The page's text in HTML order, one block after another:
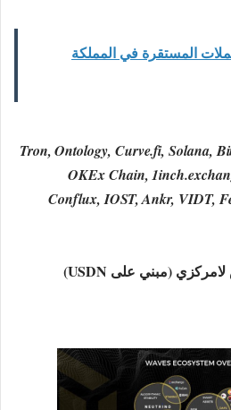
المستقرة في المملكة
Tron, Ontology, Curve.fi, Solana,
OKEx Chain,
Conflux, IOST, Ankr, VIDT,